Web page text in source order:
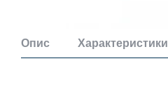
Опис Характеристики